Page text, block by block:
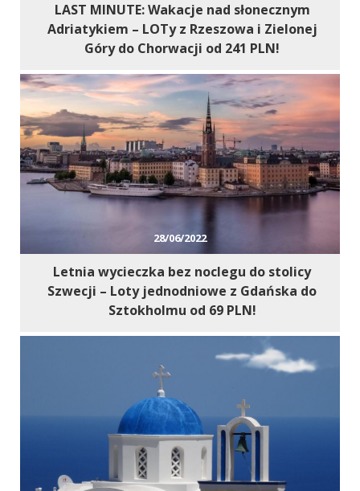
LAST MINUTE: Wakacje nad słonecznym
Adriatykiem – LOTy z Rzeszowa i Zielonej
Góry do Chorwacji od 241 PLN!
28/06/2022
Letnia wycieczka bez noclegu do stolicy
Szwecji – Loty jednodniowe z Gdańska do
Sztokholmu od 69 PLN!